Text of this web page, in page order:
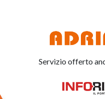
Servizio offerto